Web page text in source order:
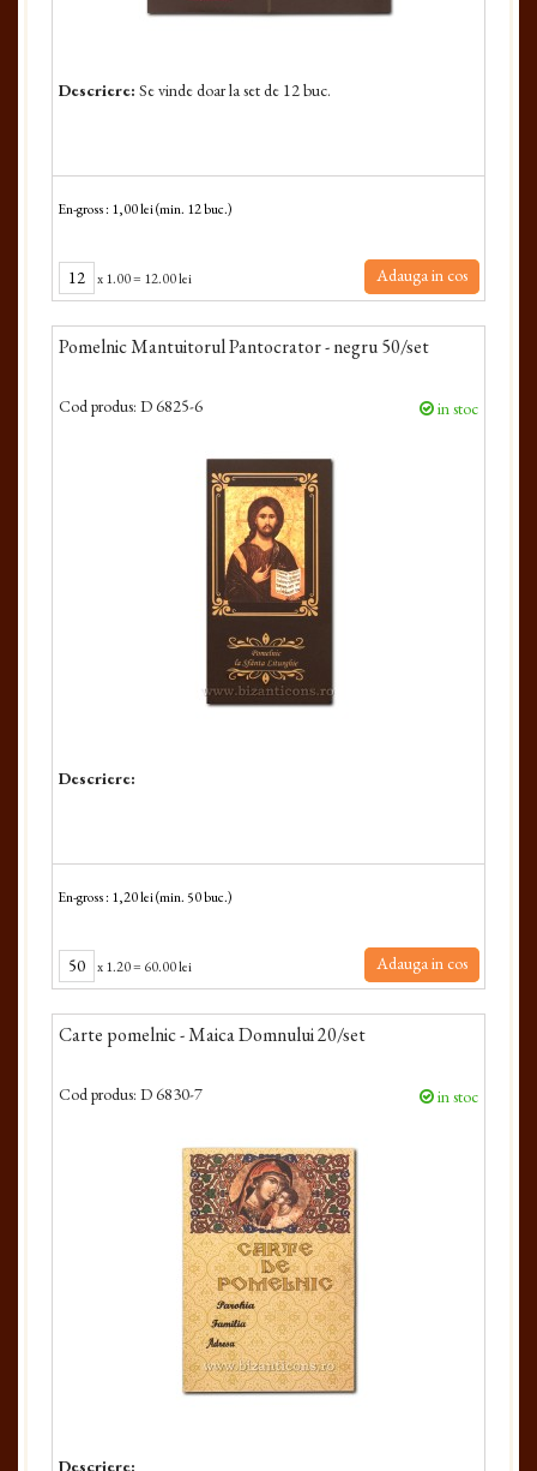
Descriere: Se vinde doar la set de 12 buc.
En-gross : 1,00 lei (min. 12 buc.)
x1.00= 12.00 lei Adauga in cos
Pomelnic Mantuitorul Pantocrator - negru 50/set
Cod produs: D 6825-6 in stoc
Descriere:
En-gross : 1,20 lei (min. 50 buc.)
x1.20= 60.00 lei Adauga in cos
Carte pomelnic - Maica Domnului 20/set
Cod produs: D 6830-7 in stoc
Descriere: